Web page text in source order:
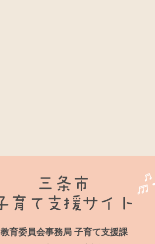
教育委員会事務局 子育て支援課